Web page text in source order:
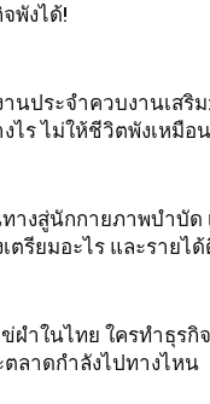
พังได้!
นประจำควบงานเสริม
งไร ไม่ให้ชีวิตพังเหมือ
ทางสู่นักกายภาพบำบัด
เตรียมอะไร และรายไ
ข่ผำในไทย ใครทำธุรกิ
ตลาดกำลังไปทางไหน